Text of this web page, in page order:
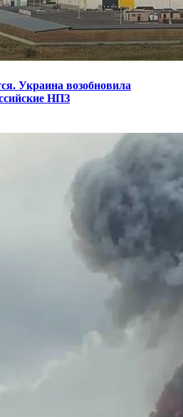
Украина возобновила
НПЗ